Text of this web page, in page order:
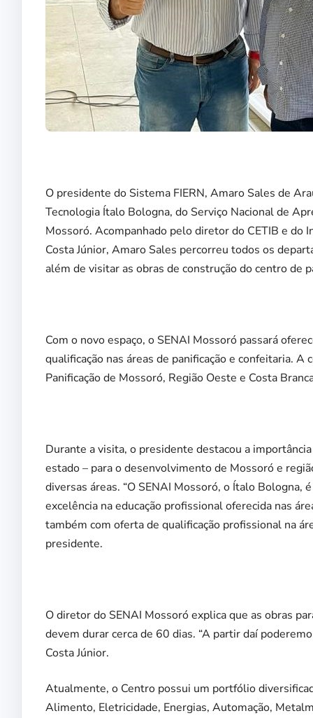
O presidente do Sistema FIERN, Amaro Sales de
Tecnologia Ítalo Bologna, do Serviço Nacional de
Mossoró. Acompanhado pelo diretor do CETIB e do
Costa Júnior, Amaro Sales percorreu todos os
além de visitar as obras de construção do centro de
Com o novo espaço, o SENAI Mossoró passará
qualificação nas áreas de panificação e confeitaria.
Panificação de Mossoró, Região Oeste e Costa
Durante a visita, o presidente destacou a
estado – para o desenvolvimento de Mossoró e
diversas áreas. “O SENAI Mossoró, o Ítalo
excelência na educação profissional oferecida nas
também com oferta de qualificação profissional na
presidente.
O diretor do SENAI Mossoró explica que as obras
devem durar cerca de 60 dias. “A partir daí
Costa Júnior.
Atualmente, o Centro possui um portfólio
Alimento, Eletricidade, Energias, Automação,